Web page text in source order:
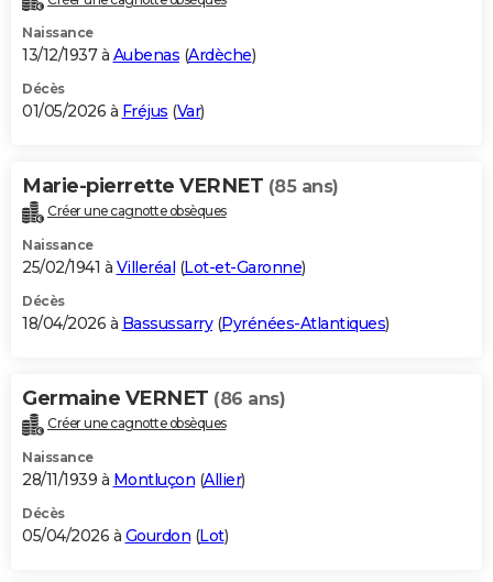
Naissance
13/12/1937 à Aubenas (Ardèche)
Décès
01/05/2026 à Fréjus (Var)
Marie-pierrette VERNET (85 ans)
Créer une cagnotte obsèques
Naissance
25/02/1941 à Villeréal (Lot-et-Garonne)
Décès
18/04/2026 à Bassussarry(Pyrénées-Atlantiques)
Germaine VERNET (86 ans)
Créer une cagnotte obsèques
Naissance
28/11/1939 à Montluçon (Allier)
Décès
05/04/2026 à Gourdon (Lot)